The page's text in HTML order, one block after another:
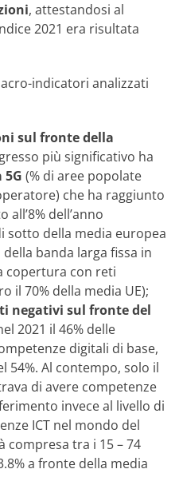
, attestandosi al
2021 era risultata
indicatori analizzati
sul fronte della
più significativo ha
(% di aree popolate
che ha raggiunto
all’8% dell’anno
sotto della media europea
banda larga fissa in
copertura con reti
il 70% della media UE);
negativi sul fronte del
2021 il 46% delle
digitali di base,
54%. Al contempo, solo il
di avere competenze
invece al livello di
ICT nel mondo del
compresa tra i 15 – 74
a fronte della media